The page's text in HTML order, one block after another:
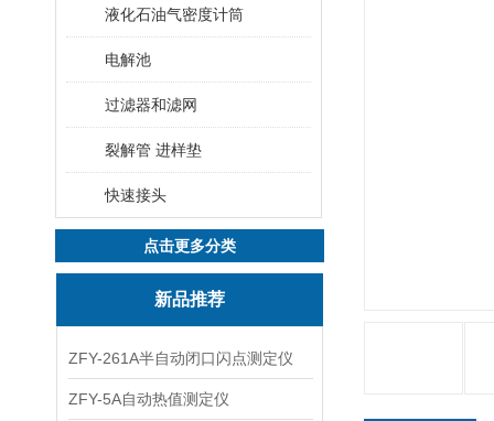
液化石油气密度计筒
电解池
过滤器和滤网
裂解管 进样垫
快速接头
点击更多分类
新品推荐
ZFY-261A半自动闭口闪点测定仪
ZFY-5A自动热值测定仪